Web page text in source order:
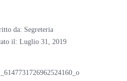
da: Segreteria
il: Luglio 31, 2019